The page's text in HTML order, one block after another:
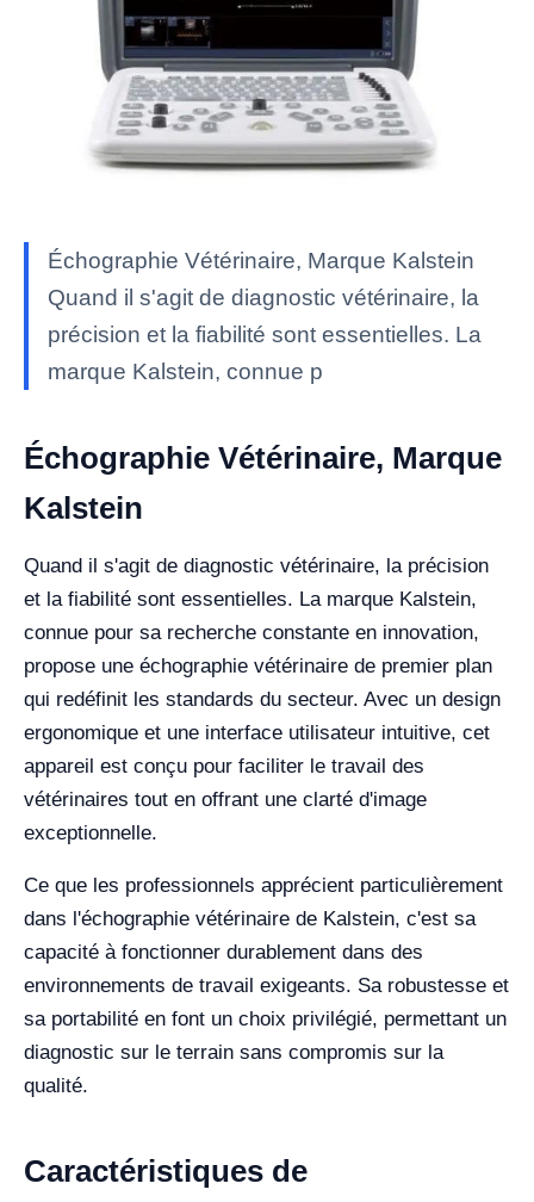
Échographie Vétérinaire, Marque Kalstein
Quand il s'agit de diagnostic vétérinaire, la
précision et la fiabilité sont essentielles. La
marque Kalstein, connue p
Échographie Vétérinaire, Marque
Kalstein
Quand il s'agit de diagnostic vétérinaire, la précision
et la fiabilité sont essentielles. La marque Kalstein,
connue pour sa recherche constante en innovation,
propose une échographie vétérinaire de premier plan
qui redéfinit les standards du secteur. Avec un design
ergonomique et une interface utilisateur intuitive, cet
appareil est conçu pour faciliter le travail des
vétérinaires tout en offrant une clarté d'image
exceptionnelle.
Ce que les professionnels apprécient particulièrement
dans l'échographie vétérinaire de Kalstein, c'est sa
capacité à fonctionner durablement dans des
environnements de travail exigeants. Sa robustesse et
sa portabilité en font un choix privilégié, permettant un
diagnostic sur le terrain sans compromis sur la
qualité.
Caractéristiques de